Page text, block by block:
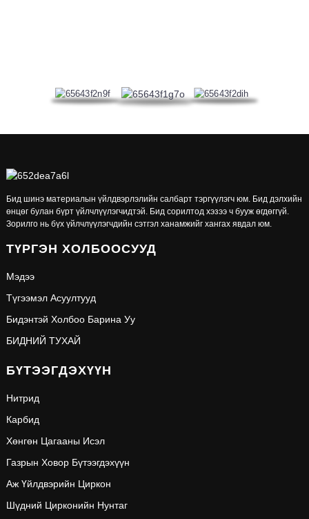
Бид шинэ материалын үйлдвэрлэлийн салбарт тэргүүлэгч юм. Бид дэлхийн
өнцөг булан бүрт үйлчлүүлэгчидтэй. Бид сорилтод хэзээ ч бууж өгдөггүй.
Зорилго нь бүх үйлчлүүлэгчдийн сэтгэл ханамжийг хангах явдал юм.
ТҮРГЭН ХОЛБООСУУД
Мэдээ
Түгээмэл Асуултууд
Бидэнтэй Холбоо Барина Уу
БИДНИЙ ТУХАЙ
БҮТЭЭГДЭХҮҮН
Нитрид
Карбид
Хөнгөн Цагааны Исэл
Газрын Ховор Бүтээгдэхүүн
Аж Үйлдвэрийн Циркон
Шүдний Цирконийн Нунтаг